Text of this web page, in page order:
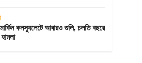
মার্কিন কনস্যুলেটে আবারও গুলি, চলতি বছরে